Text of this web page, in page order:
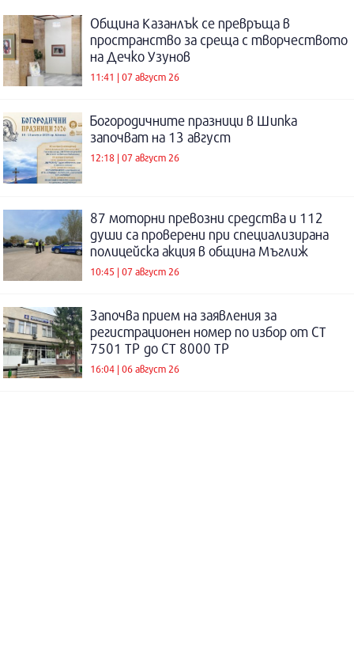
Община Казанлък се превръща в
пространство за среща с творчеството
на Дечко Узунов
11:41 | 07 август 26
Богородичните празници в Шипка
започват на 13 август
12:18 | 07 август 26
87 моторни превозни средства и 112
души са проверени при специализирана
полицейска акция в община Мъглиж
10:45 | 07 август 26
Започва прием на заявления за
регистрационен номер по избор от СТ
7501 ТР до СТ 8000 ТР
16:04 | 06 август 26